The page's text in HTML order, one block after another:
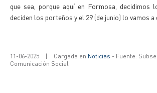
que sea, porque aquí en Formosa, decidimos
deciden los porteños y el 29 (de junio) lo vamos
11-06-2025 | Cargada en Noticias - Fuente:
Comunicación Social